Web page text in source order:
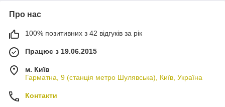
Про нас
100% позитивних з 42 відгуків за рік
Працює з 19.06.2015
м. Київ
Гарматна, 9 (станція метро Шулявська), Київ, Україна
Контакти